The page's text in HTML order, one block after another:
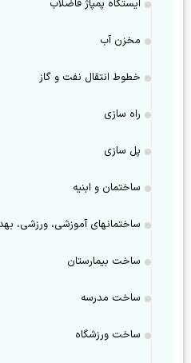
ایستگاه پمپاژ فاضلاب
مخزن آب
خطوط انتقال نفت و گاز
راه سازی
پل سازی
ساختمان و ابنیه
ساختمانهای آموزشی، ورزشی،
ساخت بیمارستان
ساخت مدرسه
ساخت ورزشگاه